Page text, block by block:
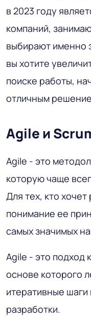
в 2023 году
компаний,
выбирают именно
вы хотите
поиске работы,
отличным
Agile и
Agile - это
которую чаще
Для тех, кто
понимание ее
самых значимых
Agile - это подход
основе которого
итеративные
разработки.